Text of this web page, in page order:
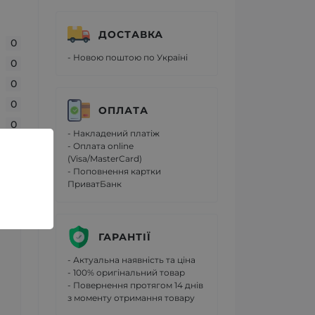
0
0
0
0
0
ДОСТАВКА
- Новою поштою по Україні
ОПЛАТА
- Накладений платіж
- Оплата online
(Visa/MasterCard)
- Поповнення картки
ПриватБанк
ГАРАНТІЇ
- Актуальна наявність та ціна
- 100% оригінальний товар
- Повернення протягом 14 днів
з моменту отримання товару